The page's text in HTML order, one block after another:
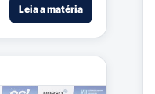
Leia a matéria